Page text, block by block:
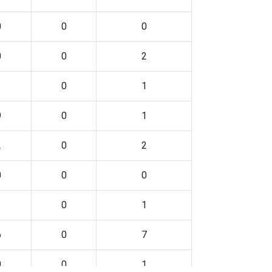
0 0
0 2
0 1
0 1
0 2
0 0
0 1
0 7
0 1